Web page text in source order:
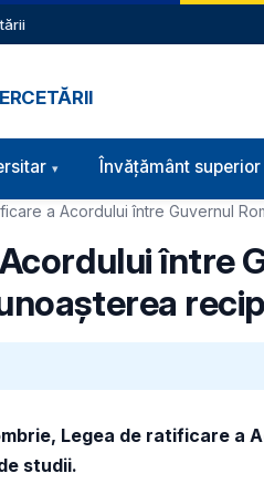
Învățământ superior
a Acordului între Guvernul
între
Legea de ratificare a
studii.